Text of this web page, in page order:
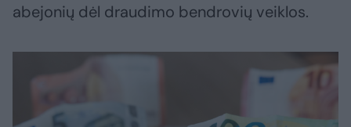
abejonių dėl draudimo bendrovių veiklos.